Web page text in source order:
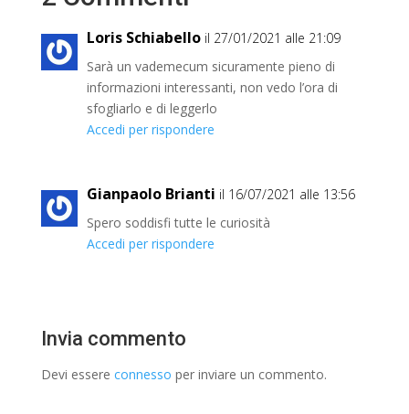
b
o
o
l e
I
i
v
Loris Schiabello il 27/01/2021 alle 21:09
Sarà un vademecum sicuramente pieno di
informazioni interessanti, non vedo l’ora di
sfogliarlo e di leggerlo
Accedi per rispondere
Gianpaolo Brianti il 16/07/2021 alle 13:56
Spero soddisfi tutte le curiosità
Accedi per rispondere
Invia commento
Devi essere connesso per inviare un commento.